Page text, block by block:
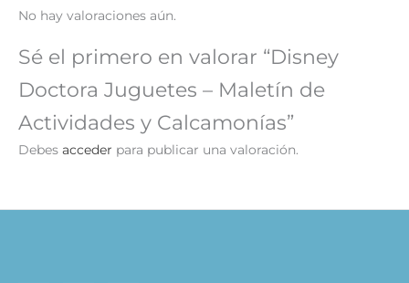
No hay valoraciones aún.
Sé el primero en valorar “Disney
Doctora Juguetes – Maletín de
Actividades y Calcamonías”
Debes acceder para publicar una valoración.